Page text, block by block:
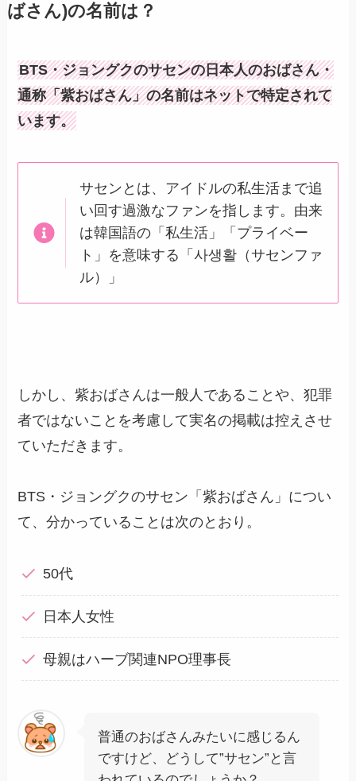
ばさん)の名前は？
BTS・ジョングクのサセンの日本人のおばさん・
通称「紫おばさん」の名前はネットで特定されて
います。
サセンとは、アイドルの私生活まで追
い回す過激なファンを指します。由来
は韓国語の「私生活」「プライベー
ト」を意味する「사생활（サセンファ
ル）」
しかし、紫おばさんは一般人であることや、犯罪
者ではないことを考慮して実名の掲載は控えさせ
ていただきます。
BTS・ジョングクのサセン「紫おばさん」につい
て、分かっていることは次のとおり。
50代
日本人女性
母親はハーブ関連NPO理事長
普通のおばさんみたいに感じるん
ですけど、どうして”サセン”と言